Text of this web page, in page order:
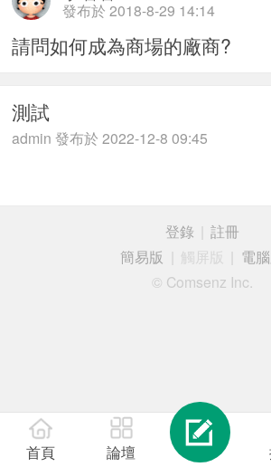
發布於 2018-8-29 14:14
請問如何成為商場的廠商?
測試
admin 發布於 2022-12-8 09:45
首頁 論壇
登錄
註冊
簡易版
觸屏版
電
© Comsenz Inc.